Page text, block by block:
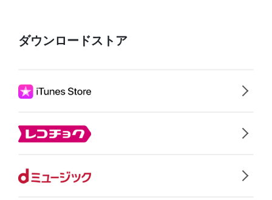
ダウンロードストア